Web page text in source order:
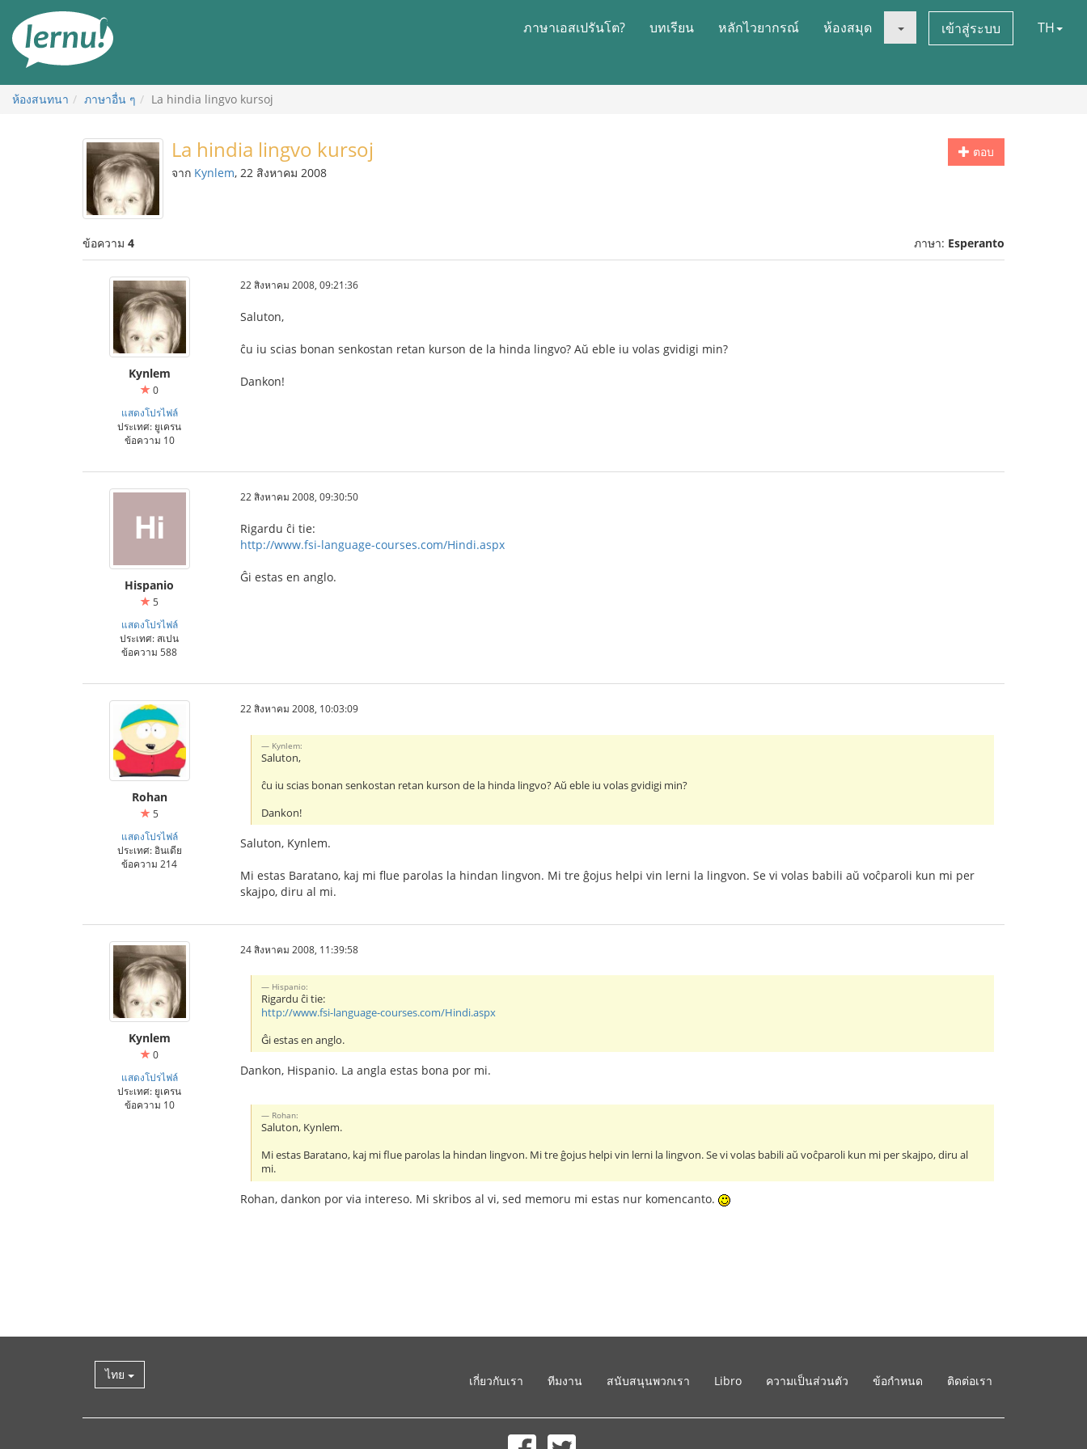
สารบัญ
ภาษาเอสเปรันโต? บทเรียน หลักไวยากรณ์ ห้องสมุด เข้าสู่ระบบ TH
ห้องสนทนา ภาษาอื่น ๆ La hindia lingvo kursoj
ตอบ
La hindia lingvo kursoj
จาก Kynlem, 22 สิงหาคม 2008
ข้อความ 4 ภาษา: Esperanto
Kynlem
0
แสดงโปรไฟล์
ประเทศ: ยูเครน
ข้อความ 10
22 สิงหาคม 2008, 09:21:36
Saluton,
ĉu iu scias bonan senkostan retan kurson de la hinda lingvo? Aŭ eble iu volas gvidigi min?
Dankon!
Hispanio
5
แสดงโปรไฟล์
ประเทศ: สเปน
ข้อความ 588
22 สิงหาคม 2008, 09:30:50
Rigardu ĉi tie:
http://www.fsi-language-courses.com/Hindi.aspx
Ĝi estas en anglo.
Rohan
5
แสดงโปรไฟล์
ประเทศ: อินเดีย
ข้อความ 214
22 สิงหาคม 2008, 10:03:09
Kynlem:
Saluton,
ĉu iu scias bonan senkostan retan kurson de la hinda lingvo? Aŭ eble iu volas gvidigi min?
Dankon!
Saluton, Kynlem.
Mi estas Baratano, kaj mi flue parolas la hindan lingvon. Mi tre ĝojus helpi vin lerni la lingvon. Se vi volas babili aŭ voĉparoli kun mi per
skajpo, diru al mi.
Kynlem
0
แสดงโปรไฟล์
ประเทศ: ยูเครน
ข้อความ 10
24 สิงหาคม 2008, 11:39:58
Hispanio:
Rigardu ĉi tie:
http://www.fsi-language-courses.com/Hindi.aspx
Ĝi estas en anglo.
Dankon, Hispanio. La angla estas bona por mi.
Rohan:
Saluton, Kynlem.
Mi estas Baratano, kaj mi flue parolas la hindan lingvon. Mi tre ĝojus helpi vin lerni la lingvon. Se vi volas babili aŭ voĉparoli kun mi per skajpo, diru al
mi.
Rohan, dankon por via intereso. Mi skribos al vi, sed memoru mi estas nur komencanto.
ไทย เกี่ยวกับเรา ทีมงาน สนับสนุนพวกเรา Libro ความเป็นส่วนตัว ข้อกำหนด ติดต่อเรา